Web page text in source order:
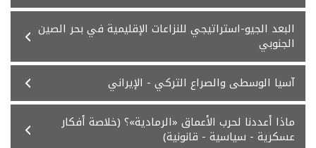
البعد الجيو-استراتيجي للنزاعات الإقليمية في بحر الصين
الجنوبي
آسيا الوسطى والصراع التركي - الإيراني
ماذا أعددنا لحرب الأعماق «الرمادية»؟ (خلاصة أفكار
عسكرية - سياسية - قانونية)